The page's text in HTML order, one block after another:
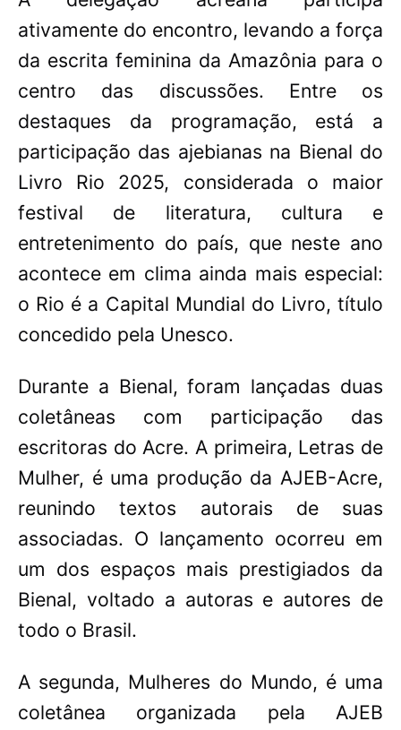
ativamente do encontro, levando a força
da escrita feminina da Amazônia para o
centro das discussões. Entre os
destaques da programação, está a
participação das ajebianas na Bienal do
Livro Rio 2025, considerada o maior
festival de literatura, cultura e
entretenimento do país, que neste ano
acontece em clima ainda mais especial:
o Rio é a Capital Mundial do Livro, título
concedido pela Unesco.
Durante a Bienal, foram lançadas duas
coletâneas com participação das
escritoras do Acre. A primeira, Letras de
Mulher, é uma produção da AJEB-Acre,
reunindo textos autorais de suas
associadas. O lançamento ocorreu em
um dos espaços mais prestigiados da
Bienal, voltado a autoras e autores de
todo o Brasil.
A segunda, Mulheres do Mundo, é uma
coletânea organizada pela AJEB